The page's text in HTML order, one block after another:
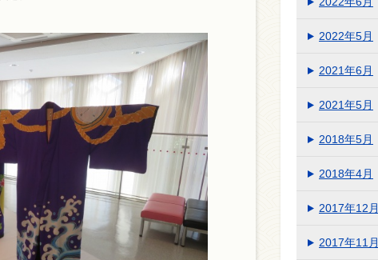
2022年5月
2021年6月
2021年5月
2018年5月
2018年4月
2017年12月
2017年11月